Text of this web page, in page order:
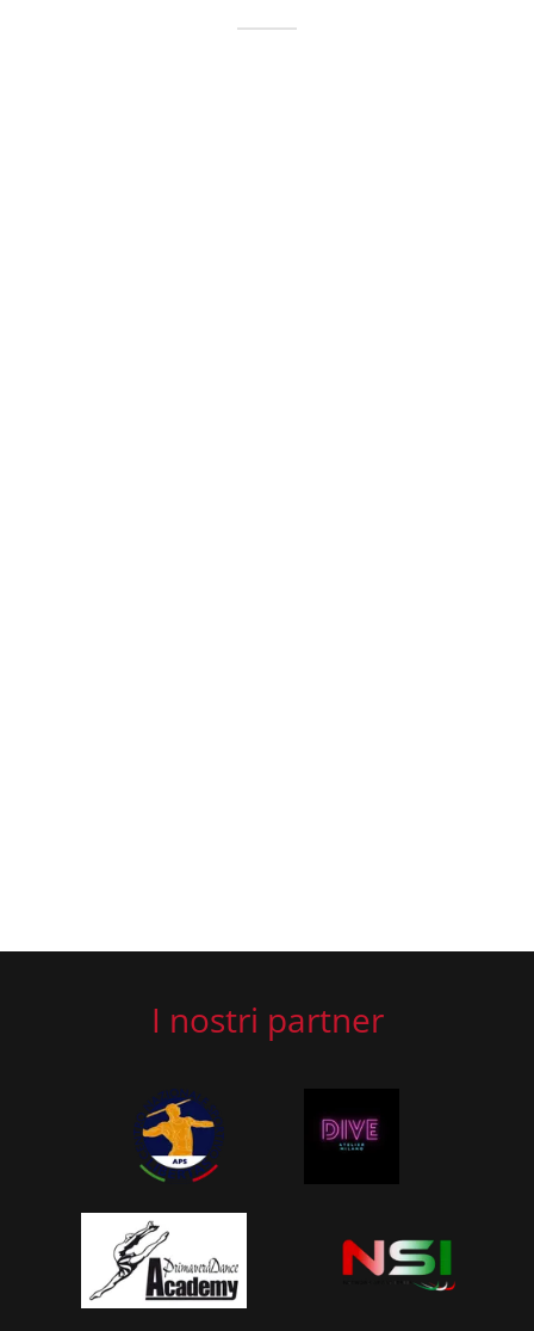
I nostri partner